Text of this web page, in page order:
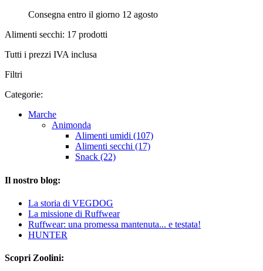
Consegna entro il giorno 12 agosto
Alimenti secchi: 17 prodotti
Tutti i prezzi IVA inclusa
Filtri
Categorie:
Marche
Animonda
Alimenti umidi (107)
Alimenti secchi (17)
Snack (22)
Il nostro blog:
La storia di VEGDOG
La missione di Ruffwear
Ruffwear: una promessa mantenuta... e testata!
HUNTER
Scopri Zoolini: